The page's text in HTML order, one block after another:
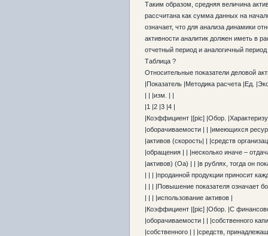
Таким образом, средняя величина
рассчитана как сумма данных на
означает, что для анализа динамики
активности аналитик должен иметь в
отчетный период и аналогичный
Таблица ?
Относительные показатели деловой
|Показатель |Методика расчета |Ед.
| | |изм. | |
|1 |2 |3 |4 |
|Коэффициент |[pic] |Обор.
|оборачиваемости | | |имеющихся
|активов (скорость| | |средств
|обращения | | |несколько иначе –
|активов) (Оа) | | |в рублях, тогда он
| | | |проданной продукции приносит
| | | |Повышение показателя означает
| | | |использование активов |
|Коэффициент |[pic] |Обор. |С
|оборачиваемости | | |собственного
|собственного | | |средств,